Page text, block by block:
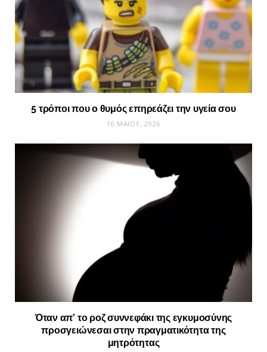
5 τρόποι που ο θυμός επηρεάζει την υγεία σου
10 ΜΑΪ́ΟΥ, 2026
Όταν απ’ το ροζ συννεφάκι της εγκυμοσύνης
προσγειώνεσαι στην πραγματικότητα της
μητρότητας